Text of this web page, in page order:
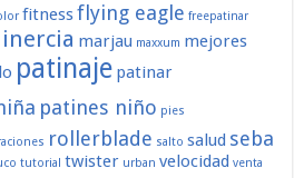
fitnessflying eagle freepatinar
inercia marjau maxxum mejores
patinaje patinar
patines niño pies
rollerblade salto salud seba
tutorial twister urban velocidad venta